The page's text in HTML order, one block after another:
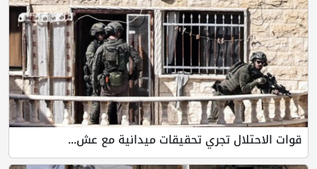
قوات الاحتلال تجري تحقيقات ميدانية مع عش...